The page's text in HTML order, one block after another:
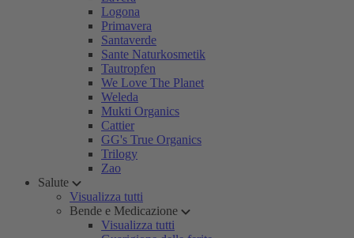
Logona
Primavera
Santaverde
Sante Naturkosmetik
Tautropfen
We Love The Planet
Weleda
Mukti Organics
Cattier
GG's True Organics
Trilogy
Zao
Salute
Visualizza tutti
Bende e Medicazione
Visualizza tutti